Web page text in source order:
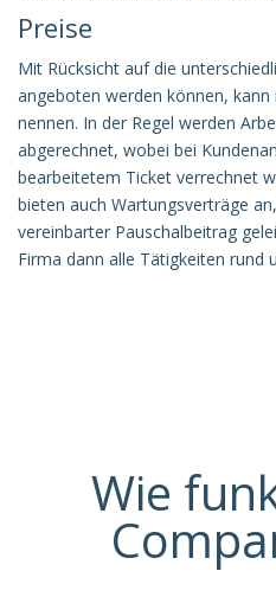
Preise
Mit Rücksicht auf die
angeboten werden können,
nennen. In der Regel werden
abgerechnet, wobei bei
bearbeitetem Ticket verrechnet
bieten auch Wartungsverträge
vereinbarter Pauschalbeitrag
Firma dann alle Tätigkeiten rund
Wie